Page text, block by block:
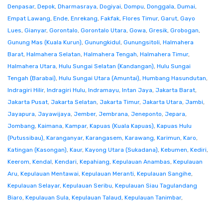
Denpasar, Depok, Dharmasraya, Dogiyai, Dompu, Donggala, Dumai,
Empat Lawang, Ende, Enrekang, Fakfak, Flores Timur, Garut, Gayo
Lues, Gianyar, Gorontalo, Gorontalo Utara, Gowa, Gresik, Grobogan,
Gunung Mas (Kuala Kurun), Gunungkidul, Gunungsitoli, Halmahera
Barat, Halmahera Selatan, Halmahera Tengah, Halmahera Timur,
Halmahera Utara, Hulu Sungai Selatan (Kandangan), Hulu Sungai
Tengah (Barabai), Hulu Sungai Utara (Amuntai), Humbang Hasundutan,
Indragiri Hilir, Indragiri Hulu, Indramayu, Intan Jaya, Jakarta Barat,
Jakarta Pusat, Jakarta Selatan, Jakarta Timur, Jakarta Utara, Jambi,
Jayapura, Jayawijaya, Jember, Jembrana, Jeneponto, Jepara,
Jombang, Kaimana, Kampar, Kapuas (Kuala Kapuas), Kapuas Hulu
(Putussibau), Karanganyar, Karangasem, Karawang, Karimun, Karo,
Katingan (Kasongan), Kaur, Kayong Utara (Sukadana), Kebumen, Kediri,
Keerom, Kendal, Kendari, Kepahiang, Kepulauan Anambas, Kepulauan
Aru, Kepulauan Mentawai, Kepulauan Meranti, Kepulauan Sangihe,
Kepulauan Selayar, Kepulauan Seribu, Kepulauan Siau Tagulandang
Biaro, Kepulauan Sula, Kepulauan Talaud, Kepulauan Tanimbar,